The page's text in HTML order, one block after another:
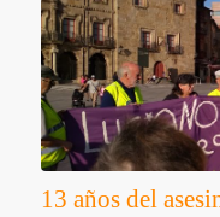
13 años del